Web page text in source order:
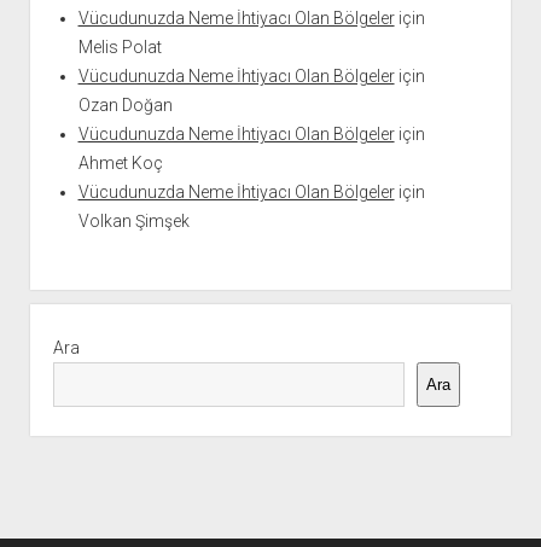
Vücudunuzda Neme İhtiyacı Olan Bölgeleriçin
Melis Polat
Vücudunuzda Neme İhtiyacı Olan Bölgeleriçin
Ozan Doğan
Vücudunuzda Neme İhtiyacı Olan Bölgeleriçin
Ahmet Koç
Vücudunuzda Neme İhtiyacı Olan Bölgeleriçin
Volkan Şimşek
Ara
Ara